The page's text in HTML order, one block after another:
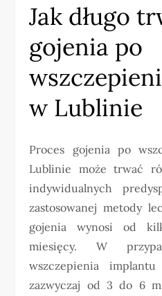
Jak długo
gojenia po
w Lublinie
Proces gojenia po
Lublinie może trwać
indywidualnych
zastosowanej metody
gojenia wynosi od
miesięcy. W
wszczepienia
zazwyczaj od 3 do 6